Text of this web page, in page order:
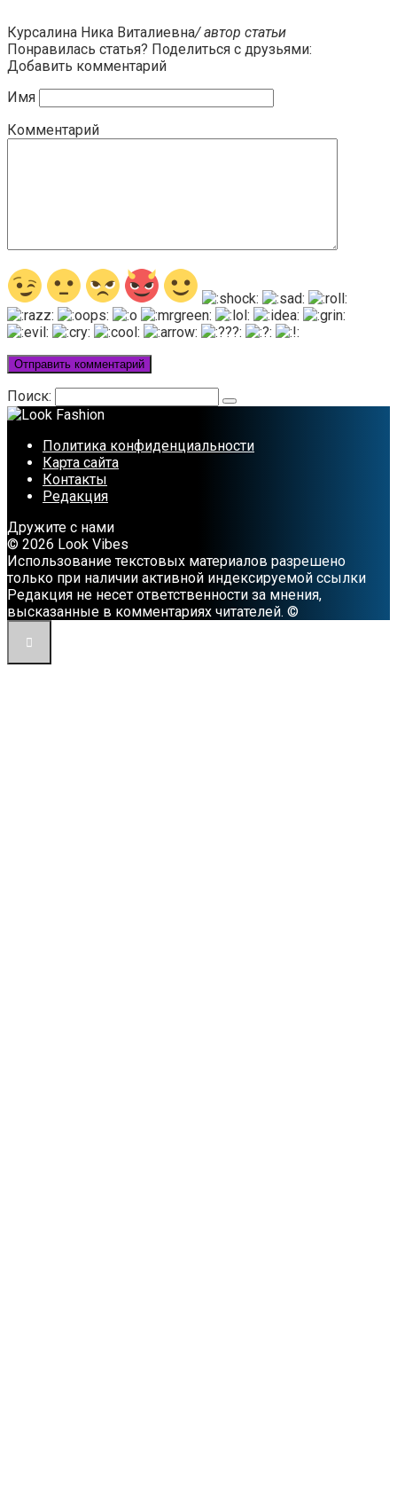
Курсалина Ника Виталиевна/ автор статьи
Понравилась статья? Поделиться с друзьями:
Добавить комментарий
Имя
Комментарий
Поиск:
Политика конфиденциальности
Карта сайта
Контакты
Редакция
Дружите с нами
© 2026 Look Vibes
Использование текстовых материалов разрешено
только при наличии активной индексируемой ссылки
Редакция не несет ответственности за мнения,
высказанные в комментариях читателей. ©